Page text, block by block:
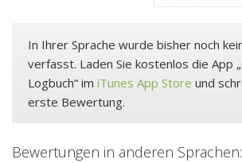
In Ihrer Sprache wurde bisher noch
verfasst. Laden Sie kostenlos die App
Logbuch“ im iTunes App Store und
erste Bewertung.
Bewertungen in anderen Sprachen: